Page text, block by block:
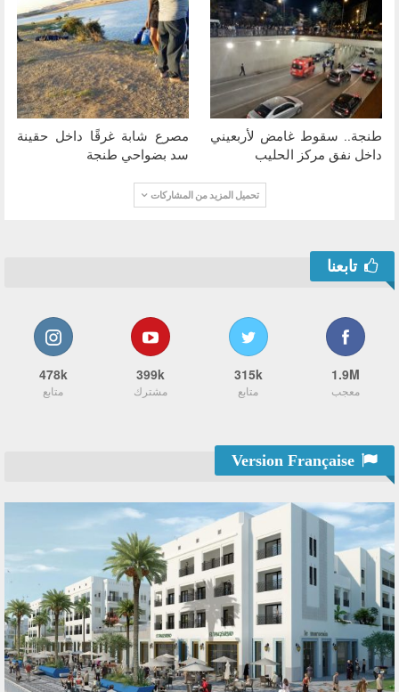
طنجة.. سقوط غامض لأربعيني
داخل نفق مركز الحليب
مصرع شابة غرقًا داخل حقينة
سد بضواحي طنجة
تحميل المزيد من المشاركات
تابعنا
1.9M
معجب
315k
متابع
399k
مشترك
478k
متابع